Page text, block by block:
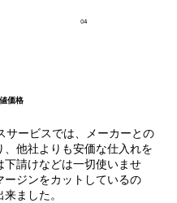
04
サービスでは、メーカーとの
他社よりも安価な仕入れを
請けなどは一切使いませ
ージンをカットしているの
ました。
価格